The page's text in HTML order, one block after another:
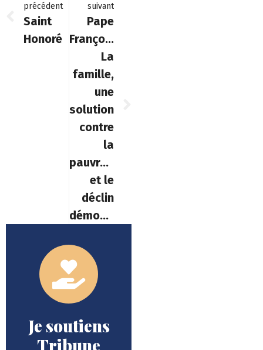
précédent
Saint
Honoré
suivant
Pape
François:
La
famille,
une
solution
contre
la
pauvreté
et le
déclin
démographique
Je soutiens
Tribune